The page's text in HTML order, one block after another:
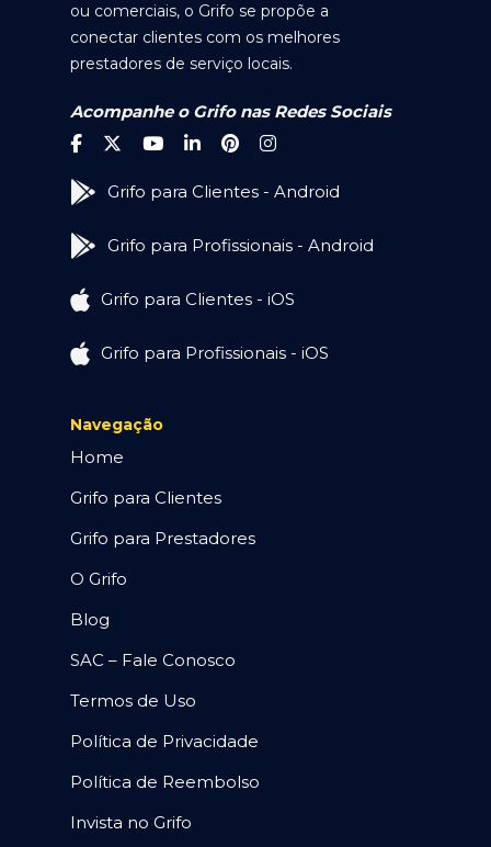
ou comerciais, o Grifo se propõe a
conectar clientes com os melhores
prestadores de serviço locais.
Acompanhe o Grifo nas Redes Sociais
Grifo para Clientes - Android
Grifo para Profissionais - Android
Grifo para Clientes - iOS
Grifo para Profissionais - iOS
Navegação
Home
Grifo para Clientes
Grifo para Prestadores
O Grifo
Blog
SAC – Fale Conosco
Termos de Uso
Política de Privacidade
Política de Reembolso
Invista no Grifo